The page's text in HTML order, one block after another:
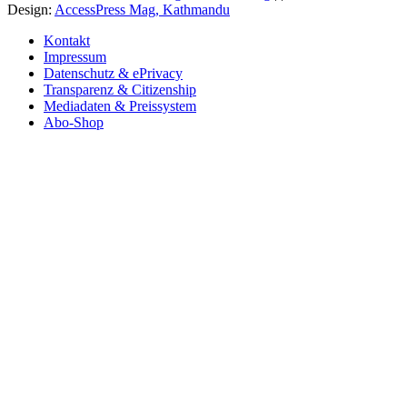
Design: AccessPress Mag, Kathmandu
Kontakt
Impressum
Datenschutz & ePrivacy
Transparenz & Citizenship
Mediadaten & Preissystem
Abo-Shop